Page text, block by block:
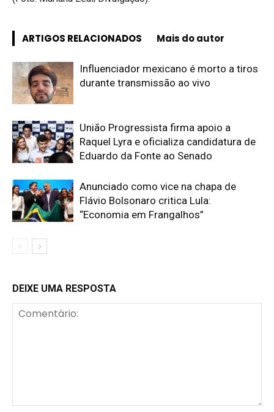
ARTIGOS RELACIONADOS Mais do autor
Influenciador mexicano é morto a tiros
durante transmissão ao vivo
União Progressista firma apoio a
Raquel Lyra e oficializa candidatura de
Eduardo da Fonte ao Senado
Anunciado como vice na chapa de
Flávio Bolsonaro critica Lula:
“Economia em Frangalhos”
DEIXE UMA RESPOSTA